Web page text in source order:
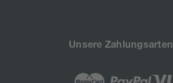
Unsere Zahlungsarten